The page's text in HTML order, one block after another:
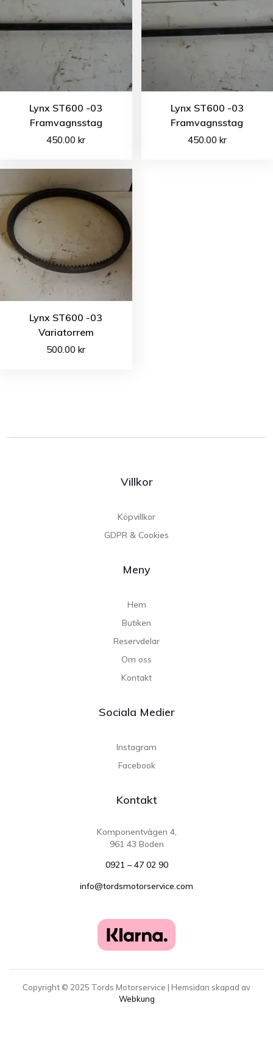
Lynx ST600 -03
Framvagnsstag
450.00kr
Lynx ST600 -03
Framvagnsstag
450.00 kr
Lynx ST600 -03
Variatorrem
500.00kr
Villkor
Köpvillkor
GDPR & Cookies
Meny
Hem
Butiken
Reservdelar
Om oss
Kontakt
Sociala Medier
Instagram
Facebook
Kontakt
Komponentvägen 4,
961 43 Boden
0921 – 47 02 90
info@tordsmotorservice.com
Copyright © 2025 Tords Motorservice | Hemsidan skapad av
Webkung